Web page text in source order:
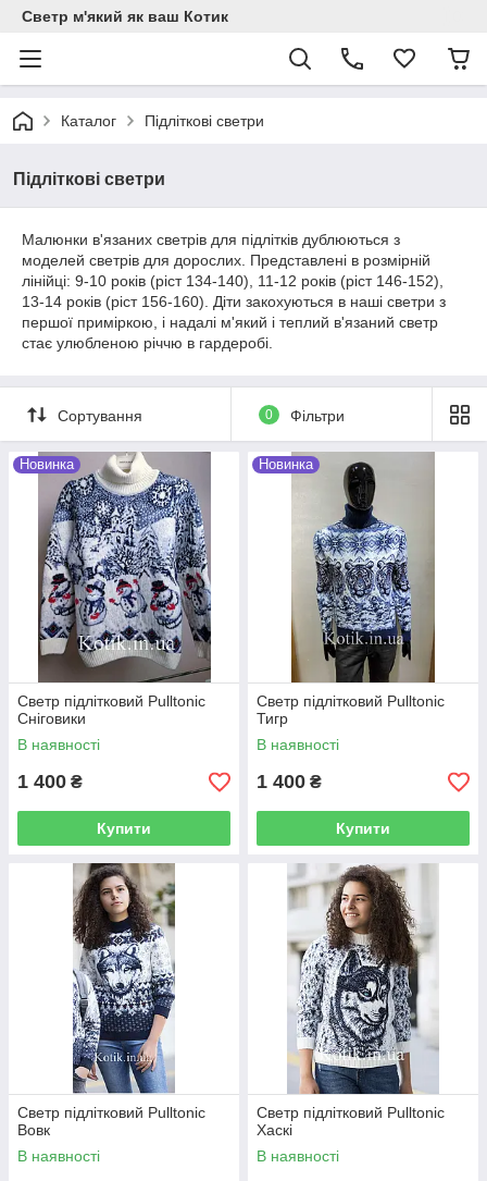
Светр м'який як ваш Котик
Каталог Підліткові светри
Підліткові светри
Малюнки в'язаних светрів для підлітків дублюються з
моделей светрів для дорослих. Представлені в розмірній
лінійці: 9-10 років (ріст 134-140), 11-12 років (ріст 146-152),
13-14 років (ріст 156-160). Діти закохуються в наші светри з
першої приміркою, і надалі м'який і теплий в'язаний светр
стає улюбленою річчю в гардеробі.
Сортування 0 Фільтри
Новинка
Светр підлітковий Pulltonic
Сніговики
В наявності
1 400 ₴
Купити
Новинка
Светр підлітковий Pulltonic
Тигр
В наявності
1 400 ₴
Купити
Светр підлітковий Pulltonic
Вовк
В наявності
Светр підлітковий Pulltonic
Хаскі
В наявності